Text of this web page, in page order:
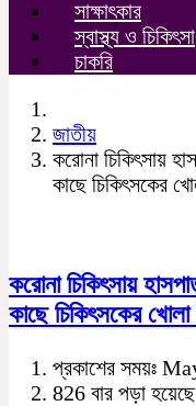
সাক্ষাৎকার
স্বাস্থ্য ও চিকিৎসা
চাকরি
জাতীয়
করোনা চিকিৎসায়
কাছে চিকিৎসকের
করোনা চিকিৎসায়
কাছে চিকিৎসকের খোলা
প্রকাশের সময়ঃ
826 বার পড়া হয়েছে